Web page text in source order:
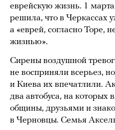
еврейскую жизнь. 1
решила, что в Черкассах
а «еврей, согласно Торе,
жизнью».
Сирены воздушной
не восприняли всерьез,
и Киева их впечатлили.
два автобуса, на которых
общины, друзьями и
в Черновцы. Семья